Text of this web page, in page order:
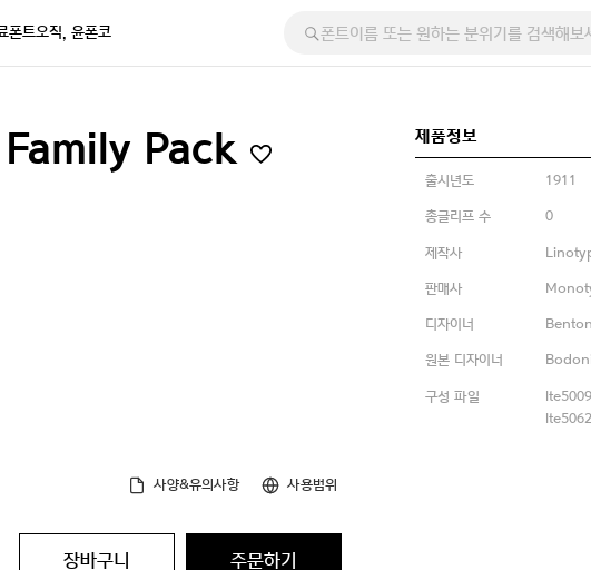
폰트오직, 윤폰코
Pack 제품정보
출시년도 1911
총글리프 수 0
제작사
판매사
디자이너
원본 디자이너
구성 파일
사양&유의사항 사용범위
장바구니 주문하기